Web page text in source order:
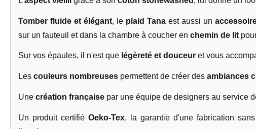
Tomber fluide et élégant, le plaid Tana est aussi un
sur un fauteuil et dans la chambre à coucher en chemin de lit
Sur vos épaules, il n'est que légèreté et douceur et vous
Les couleurs nombreuses permettent de créer des ambiances
Une création française par une équipe de designers au service
Un produit certifié Oeko-Tex, la garantie d'une fabrication sans